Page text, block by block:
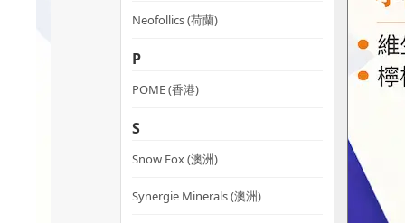
Neofollics (荷蘭)
P
POME (香港)
S
Snow Fox (澳洲)
Synergie Minerals (澳洲)